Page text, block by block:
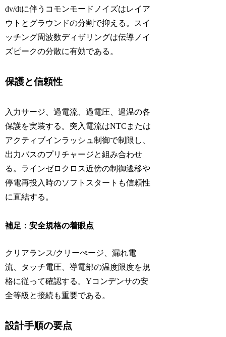
dv/dtに伴うコモンモードノイズはレイア
ウトとグラウンドの分割で抑える。スイ
ッチング周波数ディザリングは伝導ノイ
ズピークの分散に有効である。
保護と信頼性
入力サージ、過電流、過電圧、過温の各
保護を実装する。突入電流はNTCまたは
アクティブインラッシュ制御で制限し、
出力バスのプリチャージと組み合わせ
る。ラインゼロクロス近傍の制御遷移や
停電再投入時のソフトスタートも信頼性
に直結する。
補足：安全規格の着眼点
クリアランス/クリーぺージ、漏れ電
流、タッチ電圧、導電部の温度限度を規
格に従って確認する。Yコンデンサの安
全等級と接続も重要である。
設計手順の要点